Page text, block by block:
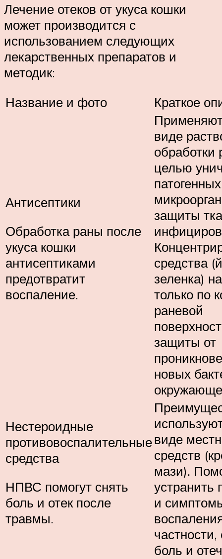
Лечение отеков от укуса кошки
может производится с
использованием следующих
лекарственных препаратов и
методик:
Название и фото
Краткое
Антисептики
Обработка раны после
укуса кошки
антисептиками
предотвратит
воспаление.
виде
обработки
целью
патогенных
защиты
средства
зеленка)
только по
раневой
защиты от
новых
Нестероидные
противовоспалительные
средства
НПВС помогут снять
боль и отек после
травмы.
виде
средств
мази).
устранить
и
боль и